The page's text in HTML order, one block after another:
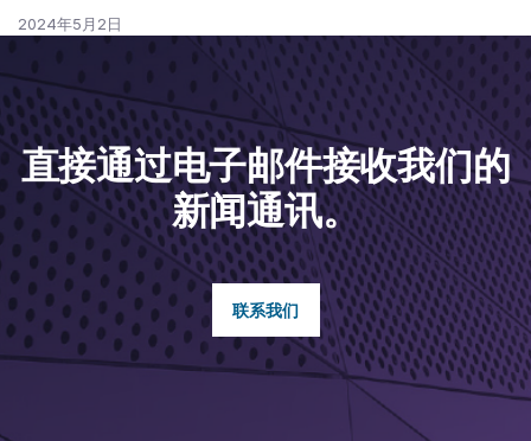
2024年5月2日
直接通过电子邮件接收我们的
新闻通讯。
联系我们